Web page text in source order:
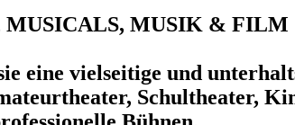
MUSICALS, MUSIK & FILM
eine vielseitige und
Schultheater,